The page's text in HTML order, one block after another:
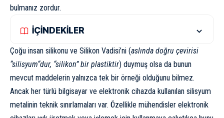
bulmanız zordur.
İÇİNDEKİLER
Çoğu insan silikonu ve Silikon Vadisi’ni (aslında doğru çevirisi
“silisyum“dur, “silikon” bir plastiktir) duymuş olsa da bunun
mevcut maddelerin yalnızca tek bir örneği olduğunu bilmez.
Ancak her türlü bilgisayar ve elektronik cihazda kullanılan silisyum
metalinin teknik sınırlamaları var. Özellikle mühendisler elektronik